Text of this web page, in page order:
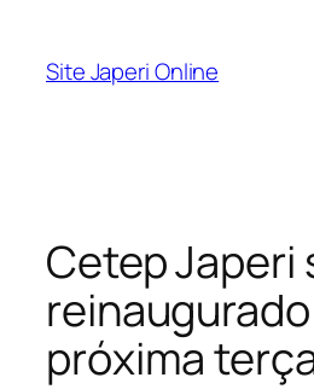
Site Japeri Online
Cetep Japeri
próxima